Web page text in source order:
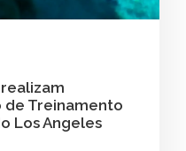
de Treinamento
Los Angeles